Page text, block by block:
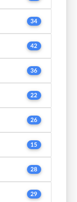
34
42
36
22
26
15
28
29